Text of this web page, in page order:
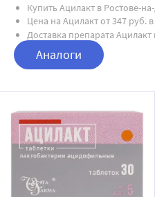
Купить Ацилакт в Ростове-
Цена на Ацилакт от 347 руб.
Доставка препарата Ацилакт
Аналоги